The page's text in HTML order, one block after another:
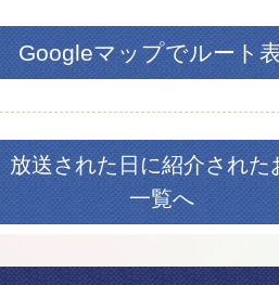
Googleマップでルート
放送された日に紹介された
一覧へ